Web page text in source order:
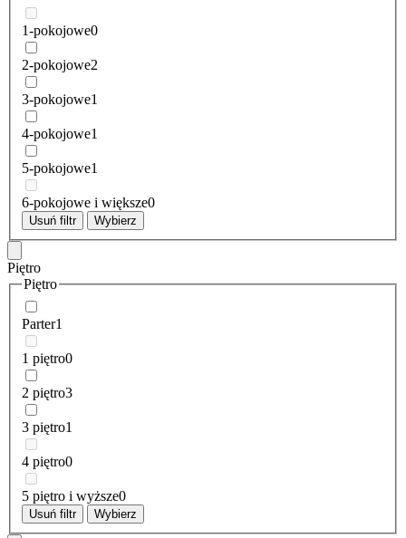
1-pokojowe0
2-pokojowe2
3-pokojowe1
4-pokojowe1
5-pokojowe1
6-pokojowe i większe0
Usuń filtr Wybierz
Piętro
Piętro
Parter1
1 piętro0
2 piętro3
3 piętro1
4 piętro0
5 piętro i wyższe0
Usuń filtr Wybierz